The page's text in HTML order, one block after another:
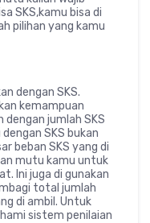
SKS,kamu bisa di
pilihan yang kamu
dengan SKS.
kemampuan
dengan jumlah SKS
SKS bukan
beban SKS yang di
mutu kamu untuk
Ini juga di gunakan
total jumlah
di ambil. Untuk
sistem penilaian